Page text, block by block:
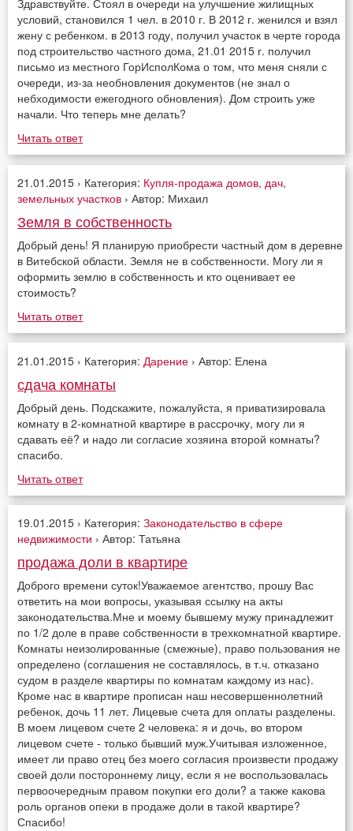
Здравствуйте. Стоял в очереди на улучшение жилищных
условий, становился 1 чел. в 2010 г. В 2012 г. женился и взял
жену с ребенком. в 2013 году, получил участок в черте города
под строительство частного дома, 21.01 2015 г. получил
письмо из местного ГорИсполКома о том, что меня сняли с
очереди, из-за необновления документов (не знал о
небходимости ежегодного обновления). Дом строить уже
начали. Что теперь мне делать?
Читать ответ
21.01.2015 › Категория: Купля-продажа домов, дач,
земельных участков › Автор: Михаил
Земля в собственность
Добрый день! Я планирую приобрести частный дом в деревне
в Витебской области. Земля не в собственности. Могу ли я
оформить землю в собственность и кто оценивает ее
стоимость?
Читать ответ
21.01.2015 › Категория: Дарение › Автор: Елена
сдача комнаты
Добрый день. Подскажите, пожалуйста, я приватизировала
комнату в 2-комнатной квартире в рассрочку, могу ли я
сдавать её? и надо ли согласие хозяина второй комнаты?
спасибо.
Читать ответ
19.01.2015 › Категория:Законодательство в сфере
недвижимости › Автор: Татьяна
продажа доли в квартире
Доброго времени суток!Уважаемое агентство, прошу Вас
ответить на мои вопросы, указывая ссылку на акты
законодательства.Мне и моему бывшему мужу принадлежит
по 1/2 доле в праве собственности в трехкомнатной квартире.
Комнаты неизолированные (смежные), право пользования не
определено (соглашения не составлялось, в т.ч. отказано
судом в разделе квартиры по комнатам каждому из нас).
Кроме нас в квартире прописан наш несовершеннолетний
ребенок, дочь 11 лет. Лицевые счета для оплаты разделены.
В моем лицевом счете 2 человека: я и дочь, во втором
лицевом счете - только бывший муж.Учитывая изложенное,
имеет ли право отец без моего согласия произвести продажу
своей доли постороннему лицу, если я не воспользовалась
первоочередным правом покупки его доли? а также какова
роль органов опеки в продаже доли в такой квартире?
Спасибо!